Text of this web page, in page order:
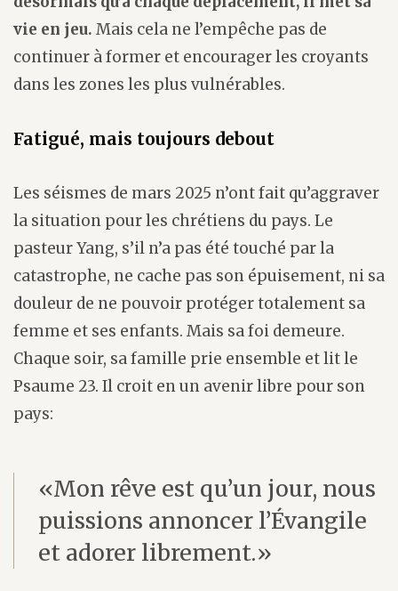
vie en jeu. Mais cela ne l’empêche pas de
continuer à former et encourager les croyants
dans les zones les plus vulnérables.
Fatigué, mais toujours debout
Les séismes de mars 2025 n’ont fait qu’aggraver
la situation pour les chrétiens du pays. Le
pasteur Yang, s’il n’a pas été touché par la
catastrophe, ne cache pas son épuisement, ni sa
douleur de ne pouvoir protéger totalement sa
femme et ses enfants. Mais sa foi demeure.
Chaque soir, sa famille prie ensemble et lit le
Psaume 23. Il croit en un avenir libre pour son
pays:
«Mon rêve est qu’un jour, nous
puissions annoncer l’Évangile
et adorer librement.»